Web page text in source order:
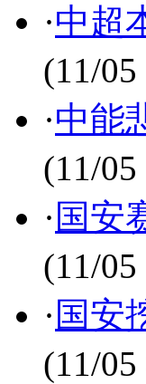
·中超
(11/
·中能
(11/
· 国安
(11/
· 国安
(11/